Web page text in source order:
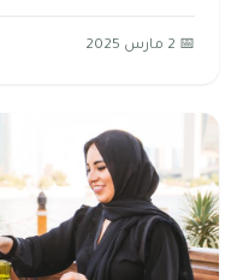
📅 2 مارس 2025